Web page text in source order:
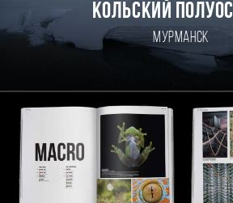
Кольский
Мурманск